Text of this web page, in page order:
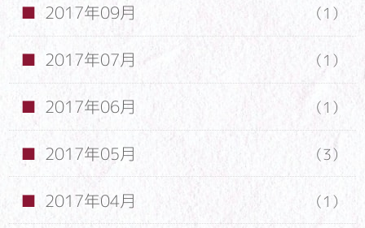
2017年09月 （1）
2017年07月 （1）
2017年06月 （1）
2017年05月 （3）
2017年04月 （1）